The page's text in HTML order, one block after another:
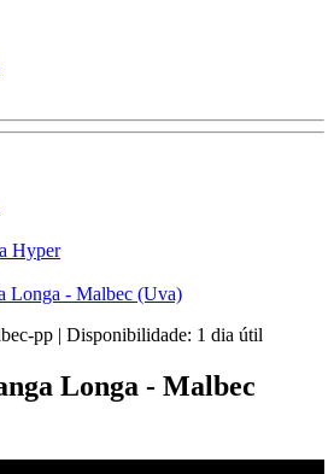
Hyper
Longa - Malbec (Uva)
pp | Disponibilidade: 1 dia útil
Longa - Malbec